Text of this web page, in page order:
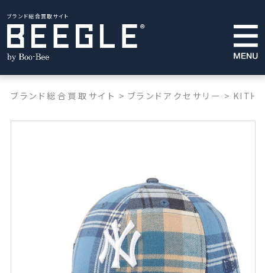
ブランド総合買取サイト
ブランド総合買取サイト > ブランドアクセサリー > KITH